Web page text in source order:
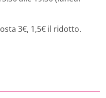
3€, 1,5€ il ridotto.